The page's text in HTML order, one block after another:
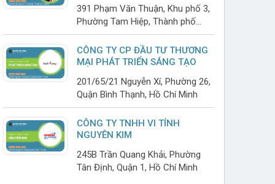
391 Phạm Văn Thuận, Khu phố 3,
Phường Tam Hiệp, Thành phố
Biên Hoà, Đồng Nai
CÔNG TY CP ĐẦU TƯ THƯƠNG
MẠI PHÁT TRIỂN SÁNG TẠO
201/65/21 Nguyễn Xí, Phường 26,
Quận Bình Thạnh, Hồ Chí Minh
CÔNG TY TNHH VI TÍNH
NGUYÊN KIM
245B Trần Quang Khải, Phường
Tân Định, Quận 1, Hồ Chí Minh